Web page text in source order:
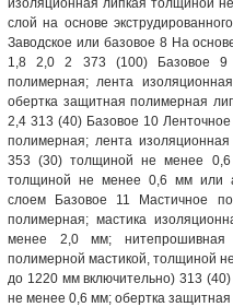
слой на основе
Заводское или базовое 8 На
1,8 2,0 2 373 (100) Базовое 9
полимерная; лента
обертка защитная полимерная
2,4 313 (40) Базовое 10
полимерная; лента
353 (30) толщиной не менее 0,6
толщиной не менее 0,6 мм или
слоем Базовое 11 Мастичное
полимерная; мастика
менее 2,0 мм; нитепрошивная
полимерной мастикой, толщиной
до 1220 мм включительно) 313
не менее 0,6 мм; обертка